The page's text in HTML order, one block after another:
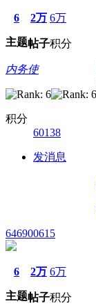
6
主题
2万
帖子
6万
积分
内务使
积分
60138
发消息
646900615
6
主题
2万
帖子
6万
积分